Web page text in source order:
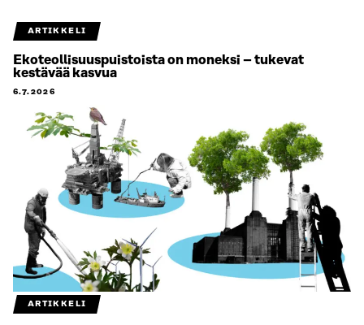
ARTIKKELI
Ekoteollisuuspuistoista on moneksi – tukevat
kestävää kasvua
6.7.2026
ARTIKKELI